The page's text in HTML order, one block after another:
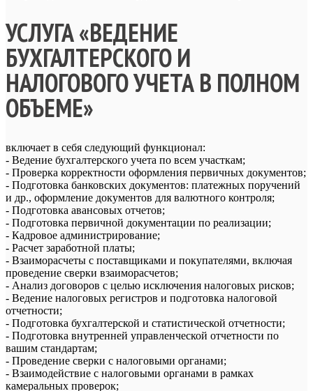
УСЛУГА «ВЕДЕНИЕ
БУХГАЛТЕРСКОГО И
НАЛОГОВОГО УЧЕТА В ПОЛНОМ
ОБЪЕМЕ»
включает в себя следующий функционал:
- Ведение бухгалтерского учета по всем участкам;
- Проверка корректности оформления первичных документов;
- Подготовка банковских документов: платежных поручений
и др., оформление документов для валютного контроля;
- Подготовка авансовых отчетов;
- Подготовка первичной документации по реализации;
- Кадровое администрирование;
- Расчет заработной платы;
- Взаиморасчеты с поставщиками и покупателями, включая
проведение сверки взаиморасчетов;
- Анализ договоров с целью исключения налоговых рисков;
- Ведение налоговых регистров и подготовка налоговой
отчетности;
- Подготовка бухгалтерской и статистической отчетности;
- Подготовка внутренней управленческой отчетности по
вашим стандартам;
- Проведение сверки с налоговыми органами;
- Взаимодействие с налоговыми органами в рамках
камеральных проверок;